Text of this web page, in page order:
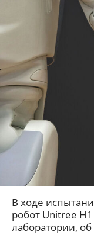
В ходе
робот Unitree
лаборатории, об